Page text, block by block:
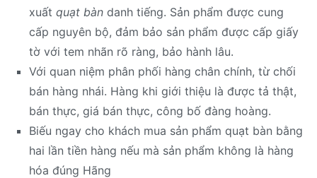
xuất quạt bàndanh tiếng. Sản phẩm được cung
cấp nguyên bộ, đảm bảo sản phẩm được cấp giấy
tờ với tem nhãn rõ ràng, bảo hành lâu.
Với quan niệm phân phối hàng chân chính, từ chối
bán hàng nhái. Hàng khi giới thiệu là được tả thật,
bán thực, giá bán thực, công bố đàng hoàng.
Biếu ngay cho khách mua sản phẩm quạt bàn bằng
hai lần tiền hàng nếu mà sản phẩm không là hàng
hóa đúng Hãng